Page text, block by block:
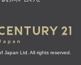
Japan Ltd. All rights reserved.